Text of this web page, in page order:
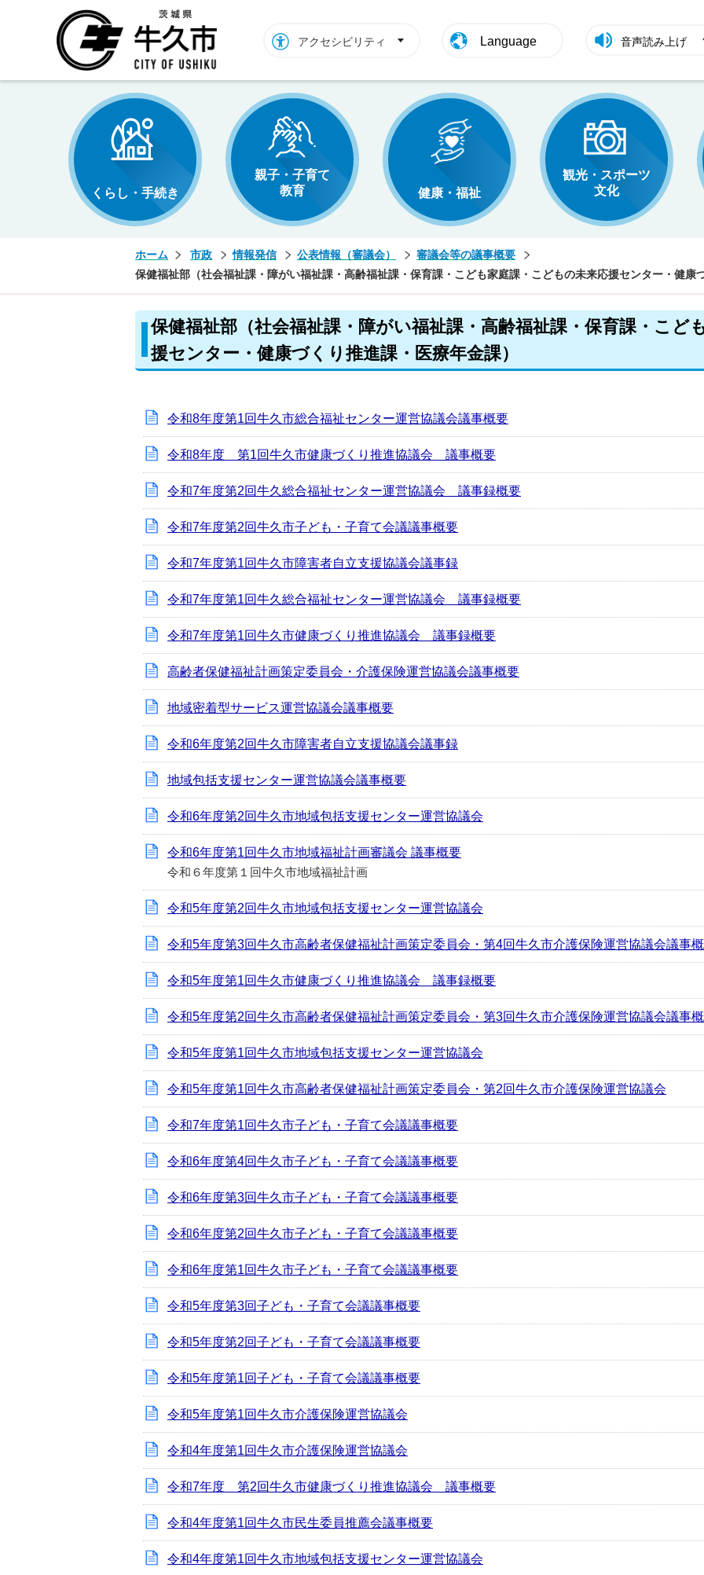
アクセシビリティ Language 音声読み上げ
くらし・手続き
親子・子育て
教育
健康・福祉
観光・スポーツ
文化
ホーム 市政 情報発信 公表情報（審議会）
審議会等の議事概要
保健福祉部（社会福祉課・障がい福祉課・高齢福祉課・保育課・こども家庭課・こどもの未来応援センター・健康
保健福祉部（社会福祉課・障がい福祉課・高齢福祉課・保育課・こど
援センター・健康づくり推進課・医療年金課）
令和8年度第1回牛久市総合福祉センター運営協議会議事概要
令和8年度 第1回牛久市健康づくり推進協議会 議事概要
令和7年度第2回牛久総合福祉センター運営協議会 議事録概要
令和7年度第2回牛久市子ども・子育て会議議事概要
令和7年度第1回牛久市障害者自立支援協議会議事録
令和7年度第1回牛久総合福祉センター運営協議会 議事録概要
令和7年度第1回牛久市健康づくり推進協議会 議事録概要
高齢者保健福祉計画策定委員会・介護保険運営協議会議事概要
地域密着型サービス運営協議会議事概要
令和6年度第2回牛久市障害者自立支援協議会議事録
地域包括支援センター運営協議会議事概要
令和6年度第2回牛久市地域包括支援センター運営協議会
令和6年度第1回牛久市地域福祉計画審議会 議事概要
令和６年度第１回牛久市地域福祉計画
令和5年度第2回牛久市地域包括支援センター運営協議会
令和5年度第3回牛久市高齢者保健福祉計画策定委員会・第4回牛久市介護保険運営協議会議事
令和5年度第1回牛久市健康づくり推進協議会 議事録概要
令和5年度第2回牛久市高齢者保健福祉計画策定委員会・第3回牛久市介護保険運営協議会議事
令和5年度第1回牛久市地域包括支援センター運営協議会
令和5年度第1回牛久市高齢者保健福祉計画策定委員会・第2回牛久市介護保険運営協議会
令和7年度第1回牛久市子ども・子育て会議議事概要
令和6年度第4回牛久市子ども・子育て会議議事概要
令和6年度第3回牛久市子ども・子育て会議議事概要
令和6年度第2回牛久市子ども・子育て会議議事概要
令和6年度第1回牛久市子ども・子育て会議議事概要
令和5年度第3回子ども・子育て会議議事概要
令和5年度第2回子ども・子育て会議議事概要
令和5年度第1回子ども・子育て会議議事概要
令和5年度第1回牛久市介護保険運営協議会
令和4年度第1回牛久市介護保険運営協議会
令和7年度 第2回牛久市健康づくり推進協議会 議事概要
令和4年度第1回牛久市民生委員推薦会議事概要
令和4年度第1回牛久市地域包括支援センター運営協議会